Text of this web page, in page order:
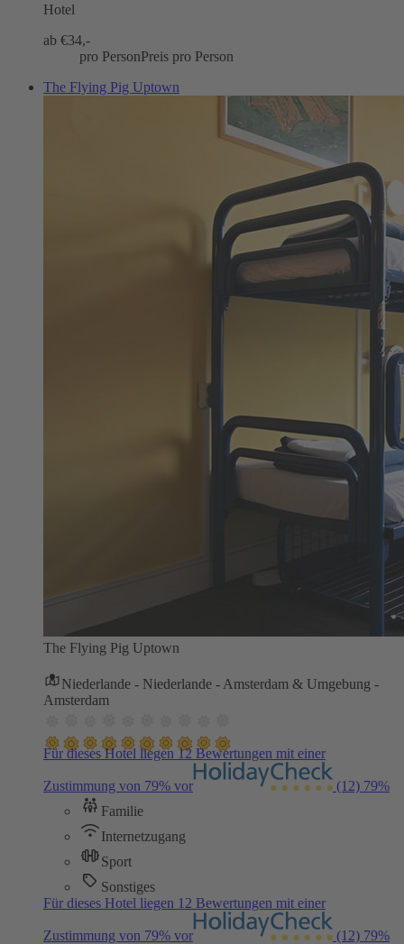
Hotel
ab €34,-
pro PersonPreis pro Person
The Flying Pig Uptown
The Flying Pig Uptown
Niederlande - Niederlande - Amsterdam & Umgebung -
Amsterdam
Für dieses Hotel liegen 12 Bewertungen mit einer
Zustimmung von 79% vor (12) 79%
Familie
Internetzugang
Sport
Sonstiges
Für dieses Hotel liegen 12 Bewertungen mit einer
Zustimmung von 79% vor (12) 79%